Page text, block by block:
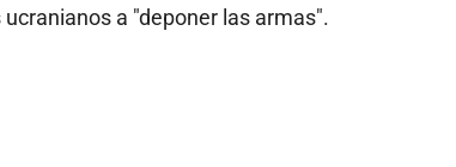
a "deponer las armas".